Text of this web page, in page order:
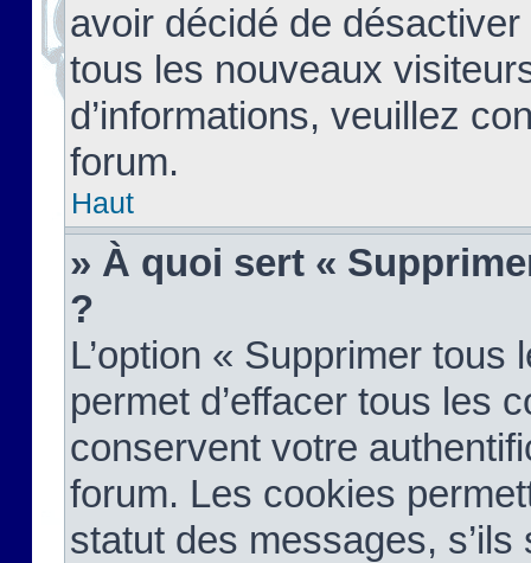
avoir décidé de
tous les nouveaux
d’informations, veuillez
forum.
Haut
» À quoi sert «
?
L’option « Supprimer
permet d’effacer tous les
conservent votre
forum. Les cookies
statut des messages,